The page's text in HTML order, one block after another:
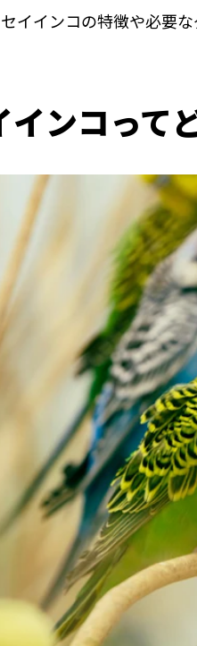
イインコの特徴や必要
インコって